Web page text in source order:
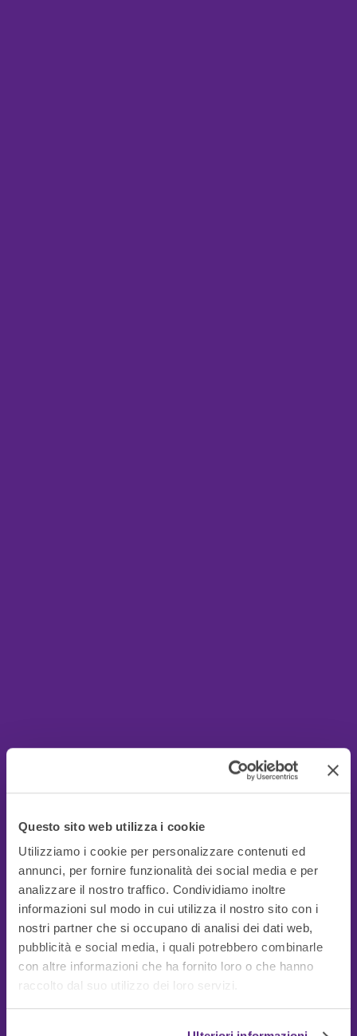
Questo sito web utilizza i cookie
Utilizziamo i cookie per personalizzare contenuti ed
annunci, per fornire funzionalità dei social media e per
analizzare il nostro traffico. Condividiamo inoltre
informazioni sul modo in cui utilizza il nostro sito con i
nostri partner che si occupano di analisi dei dati web,
pubblicità e social media, i quali potrebbero combinarle
con altre informazioni che ha fornito loro o che hanno
raccolto dal suo utilizzo dei loro servizi.
Guide Utili